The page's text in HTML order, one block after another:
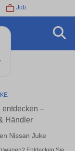
Job
entdecken –
Händler
Nissan Juke